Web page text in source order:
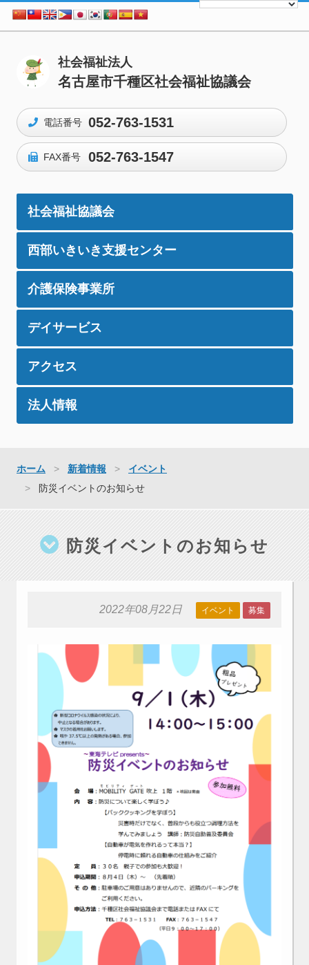
社会福祉法人
名古屋市千種区社会福祉協議会
電話番号 052-763-1531
FAX番号 052-763-1547
社会福祉協議会
西部いきいき支援センター
介護保険事業所
デイサービス
アクセス
法人情報
ホーム 新着情報
イベント
防災イベントのお知らせ
防災イベントのお知らせ
2022年08月22日 イベント 募集